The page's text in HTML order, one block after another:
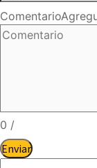
Comentario
0 /
Enviar